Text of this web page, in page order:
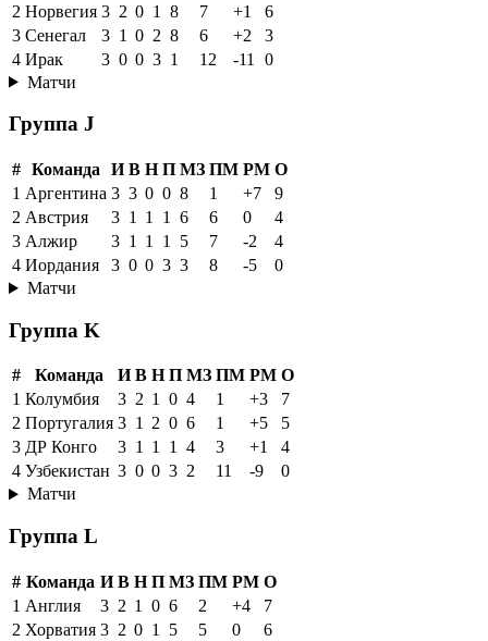
2 Норвегия 3 2 0 1 8 7 +1
6
3 Сенегал 3 1 0 2 8 6 +2
3
4 Ирак 3 0 0 3 1 12 -11
0
Матчи
Группа J
# Команда И В Н П МЗ ПМ РМ О
1 Аргентина 3 3 0 0 8 1 +7
9
2 Австрия 3 1 1 1 6 6 0
4
3 Алжир 3 1 1 1 5 7 -2
4
4 Иордания 3 0 0 3 3 8 -5
0
Матчи
Группа K
# Команда И В Н П МЗ ПМ РМ О
1 Колумбия 3 2 1 0 4 1 +3
7
2 Португалия 3 1 2 0 6 1 +5
5
3 ДР Конго 3 1 1 1 4 3 +1
4
4 Узбекистан 3 0 0 3 2 11 -9
0
Матчи
Группа L
# Команда И В Н П МЗ ПМ РМ О
1 Англия 3 2 1 0 6 2 +4
7
2 Хорватия 3 2 0 1 5 5 0
6